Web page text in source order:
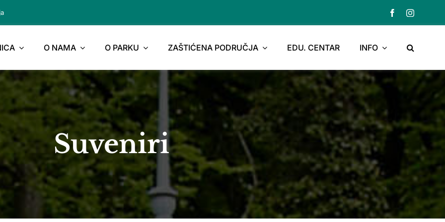
O NAMA O PARKU ZAŠTIĆENA PODRUČJA EDU. CENTAR INFO
Suveniri